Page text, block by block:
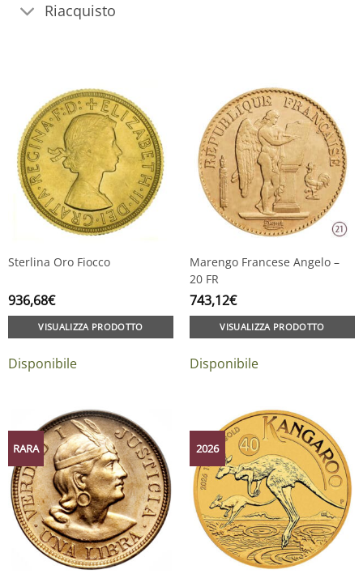
Riacquisto
Sterlina Oro Fiocco
936,68€
VISUALIZZA PRODOTTO
Disponibile
Marengo Francese Angelo –
20 FR
743,12€
VISUALIZZA PRODOTTO
Disponibile
RARA 2026